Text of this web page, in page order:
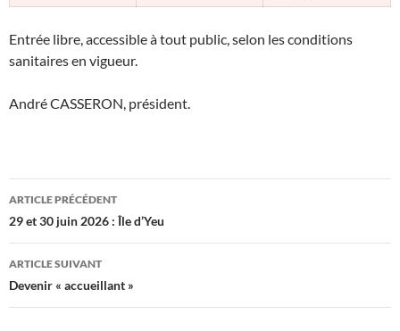
Entrée libre, accessible à tout public, selon les conditions
sanitaires en vigueur.
André CASSERON, président.
Navigation
des
articles
ARTICLE PRÉCÉDENT
29 et 30 juin 2026 : Île d’Yeu
ARTICLE SUIVANT
Devenir « accueillant »